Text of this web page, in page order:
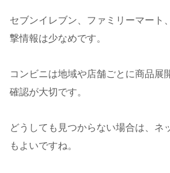
セブンイレブン、ファミリーマート
撃情報は少なめです。
コンビニは地域や店舗ごとに商品展
確認が大切です。
どうしても見つからない場合は、ネ
もよいですね。